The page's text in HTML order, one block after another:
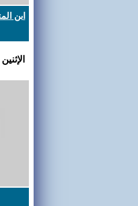
ابن
اﻹثنين 18 غشت 2014 على الساعة 17:41:29